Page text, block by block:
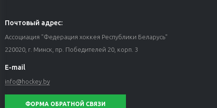
Почтовый адрес:
Ассоциация "Федерация хоккея Республики Беларусь"
220020, г. Минск, пр. Победителей 20, корп. 3
E-mail
info@hockey.by
ФОРМА ОБРАТНОЙ СВЯЗИ